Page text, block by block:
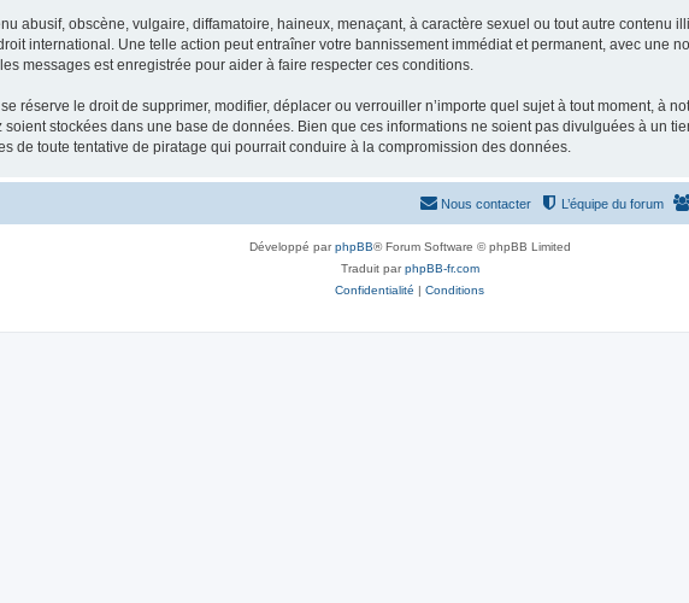
abusif, obscène, vulgaire, diffamatoire, haineux, menaçant, à caractère sexuel ou tout autre contenu
international. Une telle action peut entraîner votre bannissement immédiat et permanent, avec une
messages est enregistrée pour aider à faire respecter ces conditions.
réserve le droit de supprimer, modifier, déplacer ou verrouiller n’importe quel sujet à tout moment, à
stockées dans une base de données. Bien que ces informations ne soient pas divulguées à un
de toute tentative de piratage qui pourrait conduire à la compromission des données.
L’équipe du forum
Nous contacter
Développé parphpBB® Forum Software © phpBB Limited
Traduit parphpBB-fr.com
Confidentialité | Conditions